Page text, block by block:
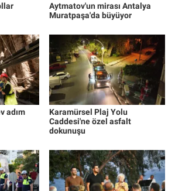
Aytmatov'un mirası Antalya
Muratpaşa'da büyüyor
adım
Karamürsel Plaj Yolu
Caddesi'ne özel asfalt
dokunuşu